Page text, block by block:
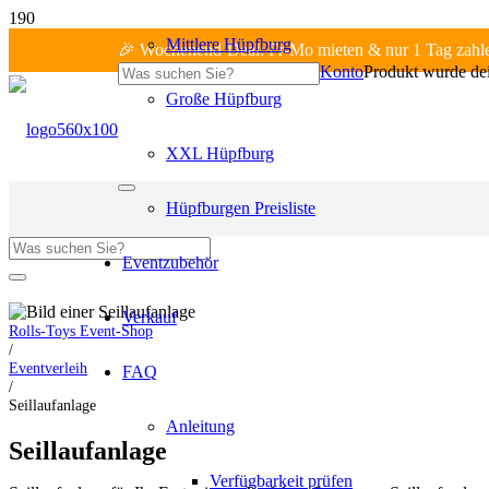
🎉 Wochenend-Deal: Fr-Mo mieten & nur 1 Tag
KontoProduktwurde
Mittlere Hüpfburg
Große Hüpfburg
XXL Hüpfburg
Hüpfburgen Preisliste
Eventzubehör
Verkauf
FAQ
Anleitung
Verfügbarkeit prüfen
Rolls-Toys Event-Shop
/
Eventverleih
/
Seillaufanlage
Seillaufanlage